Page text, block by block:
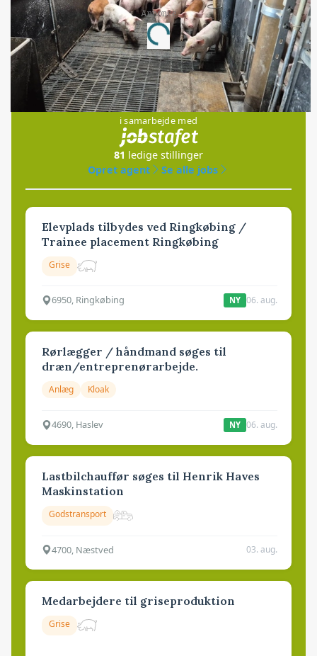
Annonce
Loading...
Jobs
i samarbejde med
81 ledige stillinger
Opret agent
Se alle jobs
Elevplads tilbydes ved Ringkøbing /
Trainee placement Ringkøbing
Grise
6950, Ringkøbing NY 06. aug.
Rørlægger / håndmand søges til
dræn/entreprenørarbejde.
Anlæg Kloak
4690, Haslev NY 06. aug.
Lastbilchauffør søges til Henrik Haves
Maskinstation
Godstransport
4700, Næstved 03. aug.
Medarbejdere til griseproduktion
Grise